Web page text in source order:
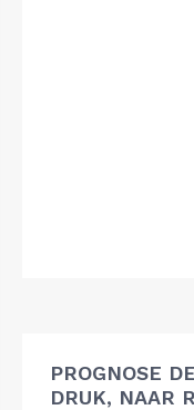
PROGNOSE
DRUK, NAAR